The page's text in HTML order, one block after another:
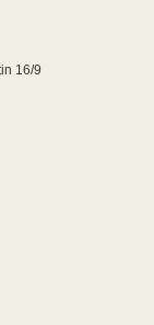
16/9